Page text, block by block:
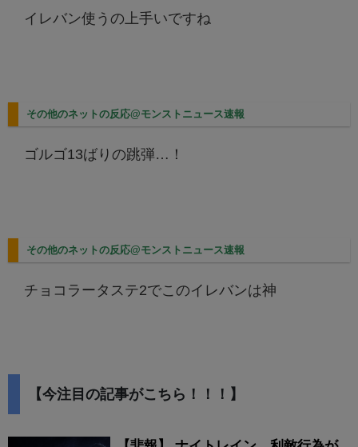
イレバン使うの上手いですね
その他のネットの反応@モンストニュース速報
ゴルゴ13ばりの跳弾…！
その他のネットの反応@モンストニュース速報
チョコラータステ2でこのイレバンは神
【今注目の記事がこちら！！！】